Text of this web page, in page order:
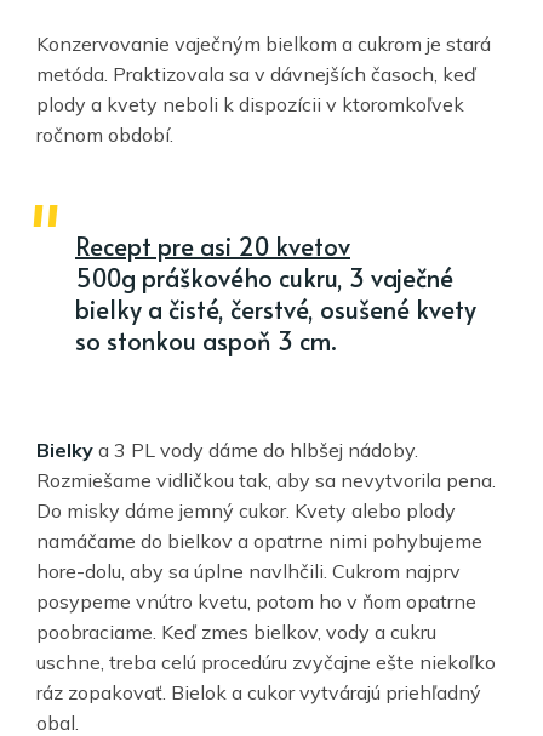
Konzervovanie vaječným bielkom a cukrom je stará
metóda. Praktizovala sa v dávnejších časoch, keď
plody a kvety neboli k dispozícii v ktoromkoľvek
ročnom období.
Recept pre asi 20 kvetov
500g práškového cukru, 3 vaječné
bielky a čisté, čerstvé, osušené kvety
so stonkou aspoň 3 cm.
Bielky a 3 PL vody dáme do hlbšej nádoby.
Rozmiešame vidličkou tak, aby sa nevytvorila pena.
Do misky dáme jemný cukor. Kvety alebo plody
namáčame do bielkov a opatrne nimi pohybujeme
hore-dolu, aby sa úplne navlhčili. Cukrom najprv
posypeme vnútro kvetu, potom ho v ňom opatrne
poobraciame. Keď zmes bielkov, vody a cukru
uschne, treba celú procedúru zvyčajne ešte niekoľko
ráz zopakovať. Bielok a cukor vytvárajú priehľadný
obal.